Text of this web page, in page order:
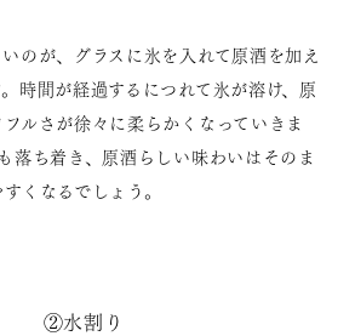
のが、グラスに氷を入れて原酒を加え
時間が経過するにつれて氷が溶け、原
ルさが徐々に柔らかくなっていきま
落ち着き、原酒らしい味わいはそのま
くなるでしょう。
②水割り